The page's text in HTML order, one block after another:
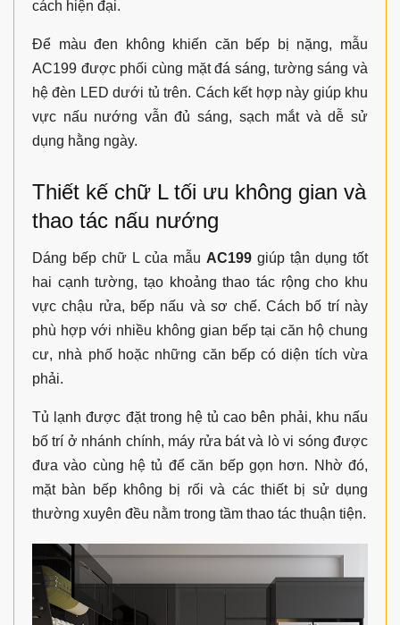
cách hiện đại.
Để màu đen không khiến căn bếp bị nặng, mẫu
AC199 được phối cùng mặt đá sáng, tường sáng và
hệ đèn LED dưới tủ trên. Cách kết hợp này giúp khu
vực nấu nướng vẫn đủ sáng, sạch mắt và dễ sử
dụng hằng ngày.
Thiết kế chữ L tối ưu không gian và
thao tác nấu nướng
Dáng bếp chữ L của mẫu AC199 giúp tận dụng tốt
hai cạnh tường, tạo khoảng thao tác rộng cho khu
vực chậu rửa, bếp nấu và sơ chế. Cách bố trí này
phù hợp với nhiều không gian bếp tại căn hộ chung
cư, nhà phố hoặc những căn bếp có diện tích vừa
phải.
Tủ lạnh được đặt trong hệ tủ cao bên phải, khu nấu
bố trí ở nhánh chính, máy rửa bát và lò vi sóng được
đưa vào cùng hệ tủ để căn bếp gọn hơn. Nhờ đó,
mặt bàn bếp không bị rối và các thiết bị sử dụng
thường xuyên đều nằm trong tầm thao tác thuận tiện.